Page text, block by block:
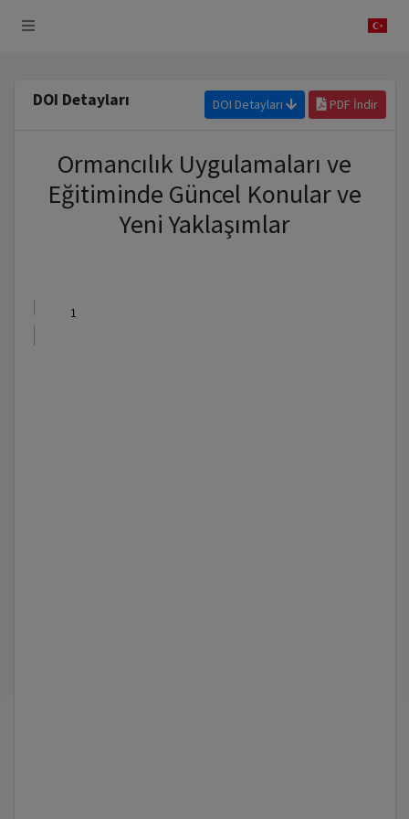
DOI Detayları DOI Detayları PDF İndir
Ormancılık Uygulamaları ve
Eğitiminde Güncel Konular ve
Yeni Yaklaşımlar